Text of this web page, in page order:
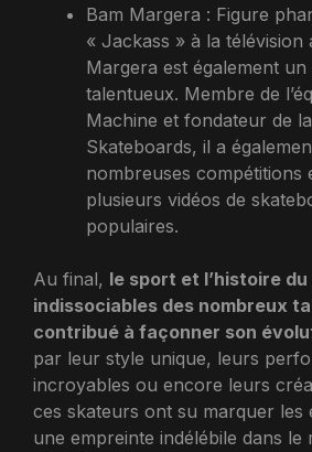
Bam Margera : Figure
« Jackass » à la télévision
Margera est également
talentueux. Membre de
Machine et fondateur de
Skateboards, il a
nombreuses compétitions
plusieurs vidéos de
populaires.
Au final, le sport et l’histoire
indissociables des nombreux
contribué à façonner son
par leur style unique, leurs
incroyables ou encore leurs
ces skateurs ont su marquer les
une empreinte indélébile dans le